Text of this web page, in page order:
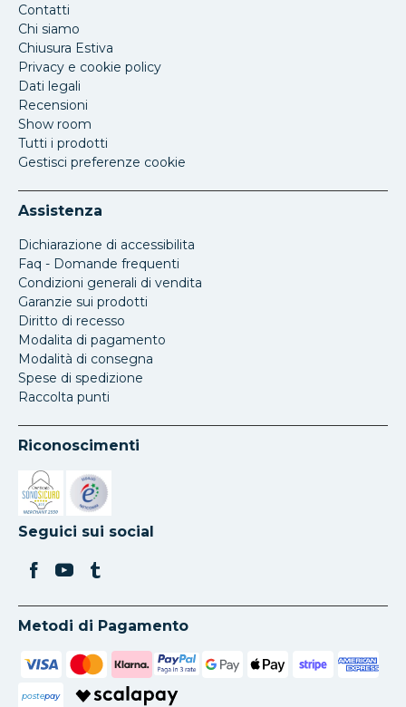
Contatti
Chi siamo
Chiusura Estiva
Privacy e cookie policy
Dati legali
Recensioni
Show room
Tutti i prodotti
Gestisci preferenze cookie
Assistenza
Dichiarazione di accessibilita
Faq - Domande frequenti
Condizioni generali di vendita
Garanzie sui prodotti
Diritto di recesso
Modalita di pagamento
Modalità di consegna
Spese di spedizione
Raccolta punti
Riconoscimenti
Si apre in una nuova scheda
Si apre in una nuova scheda
Seguici sui social
Metodi di Pagamento
postepay